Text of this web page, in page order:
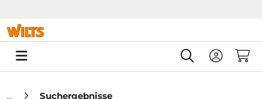
0
Suchergebnisse